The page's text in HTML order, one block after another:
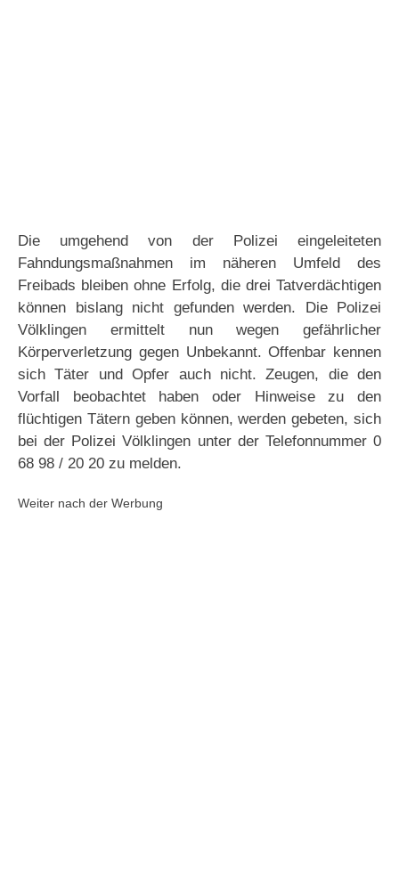
Die umgehend von der Polizei eingeleiteten
Fahndungsmaßnahmen im näheren Umfeld des
Freibads bleiben ohne Erfolg, die drei Tatverdächtigen
können bislang nicht gefunden werden. Die Polizei
Völklingen ermittelt nun wegen gefährlicher
Körperverletzung gegen Unbekannt. Offenbar kennen
sich Täter und Opfer auch nicht. Zeugen, die den
Vorfall beobachtet haben oder Hinweise zu den
flüchtigen Tätern geben können, werden gebeten, sich
bei der Polizei Völklingen unter der Telefonnummer 0
68 98 / 20 20 zu melden.
Weiter nach der Werbung